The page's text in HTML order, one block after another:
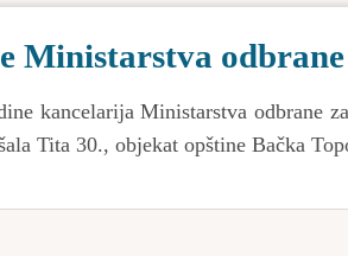
Ministarstva odbrane
kancelarija Ministarstva odbrane
Tita 30., objekat opštine Bačka